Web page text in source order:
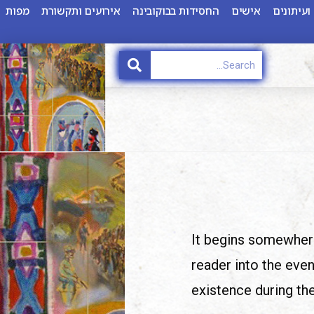
אישים החסידות בבוקובינה אירועים ותקשורת מפות
It begins
reader into the
existence during